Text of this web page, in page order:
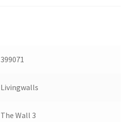
399071
Livingwalls
The Wall 3